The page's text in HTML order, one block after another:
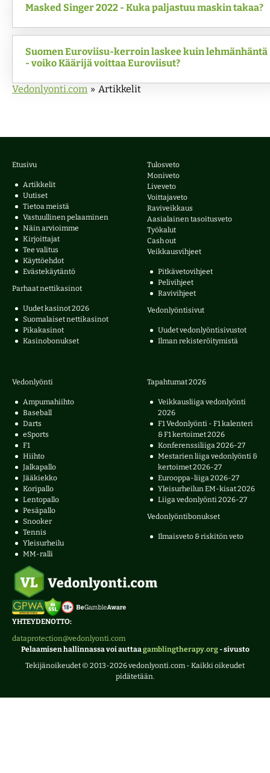
Masked Singer 2022 - Kuka paljastuu maskin takaa?
Suomen Euroviisu-kerroin laskee kuin lehmänhäntä
- voiko Käärijä voittaa Euroviisut?
Vedonlyonti.com » Artikkelit
Etusivu
Artikkelit
Uutiset
Tietoa meistä
Vastuullinen pelaaminen
Näin arvioimme
Kirjoittajat
Tee valitus
Käyttöehdot
Evästekäytäntö
Parhaat nettikasinot
Uudet kasinot 2026
Suomalaiset nettikasinot
Pikakasinot
Kasinobonukset
Tulosveto
Moniveto
Liveveto
Voittajaveto
Raviveikkaus
Aasialainen tasoitusveto
Työkalut
Cash out
Veikkausvihjeet
Pitkävetovihjeet
Pelivihjeet
Ravivihjeet
Vedonlyöntisivut
Uudet vedonlyöntisivustot
Ilman rekisteröitymistä
Vedonlyönti
Ampumahiihto
Baseball
Darts
eSports
F1
Hiihto
Jalkapallo
Jääkiekko
Koripallo
Lentopallo
Pesäpallo
Snooker
Tennis
Yleisurheilu
MM-ralli
Tapahtumat 2026
Veikkausliiga vedonlyönti
2026
F1 Vedonlyönti - F1 kalenteri
& F1 kertoimet 2026
Konferenssiliiga 2026-27
Mestarien liiga vedonlyönti &
kertoimet 2026-27
Eurooppa-liiga 2026-27
Yleisurheilun EM-kisat 2026
Liiga vedonlyönti 2026-27
Vedonlyöntibonukset
Ilmaisveto & riskitön veto
YHTEYDENOTTO:
dataprotection@vedonlyonti.com
Pelaamisen hallinnassa voi auttaa gamblingtherapy.org- sivusto
Tekijänoikeudet © 2013-2026 vedonlyonti.com - Kaikki oikeudet
pidätetään.